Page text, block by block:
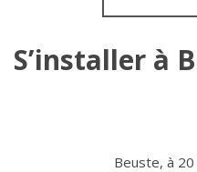
S’installer à
Beuste, à